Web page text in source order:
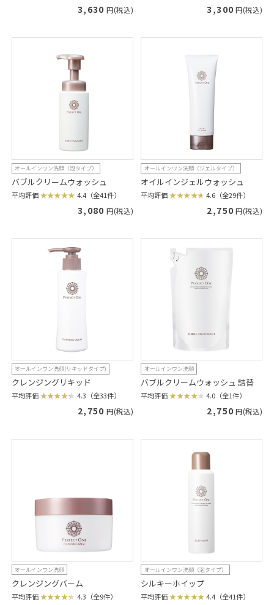
3,630 円(税込) 3,300 円(税込)
オールインワン洗顔（泡タイプ）
バブルクリームウォッシュ
平均評価 4.4（全41件）
3,080 円(税込)
オールインワン洗顔（ジェルタイプ）
オイルインジェルウォッシュ
平均評価 4.6（全29件）
2,750 円(税込)
オールインワン洗顔(リキッドタイプ)
クレンジングリキッド
平均評価 4.3（全33件）
2,750 円(税込)
オールインワン洗顔
バブルクリームウォッシュ 詰替
平均評価 4.0（全1件）
2,750 円(税込)
オールインワン洗顔
クレンジングバーム
平均評価 4.3（全9件）
オールインワン洗顔（泡タイプ）
シルキーホイップ
平均評価 4.4（全41件）